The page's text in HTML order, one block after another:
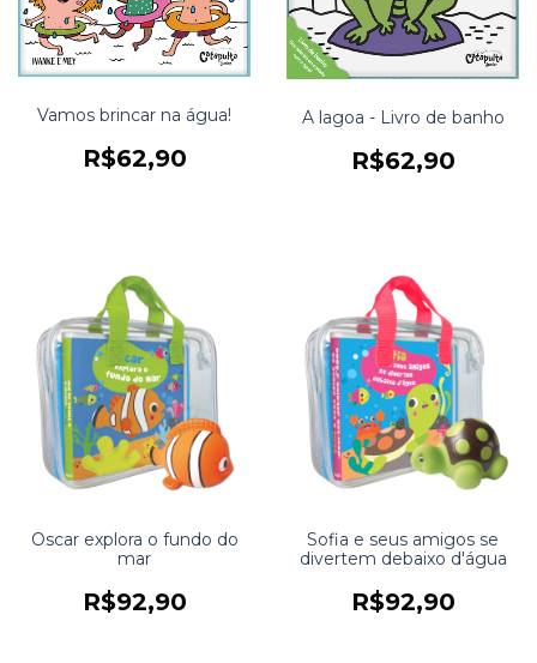
Vamos brincar na água!
R$62,90
A lagoa - Livro de banho
R$62,90
Oscar explora o fundo do
mar
R$92,90
Sofia e seus amigos se
divertem debaixo d'água
R$92,90